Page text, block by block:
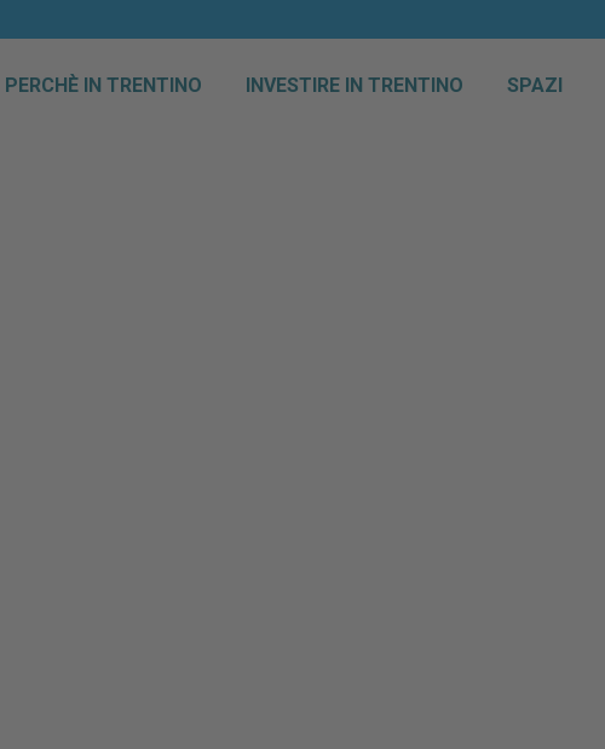
PERCHÈ IN TRENTINO INVESTIRE IN TRENTINO SPAZI